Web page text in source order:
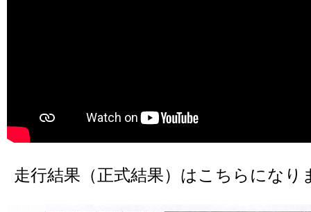
走行結果（正式結果）はこちらになり